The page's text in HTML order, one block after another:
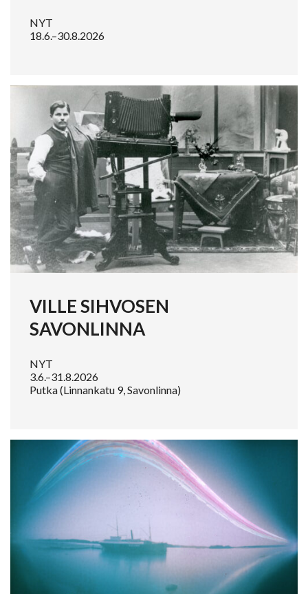
NYT
18.6.–30.8.2026
VILLE SIHVOSEN
SAVONLINNA
NYT
3.6.–31.8.2026
Putka (Linnankatu 9, Savonlinna)